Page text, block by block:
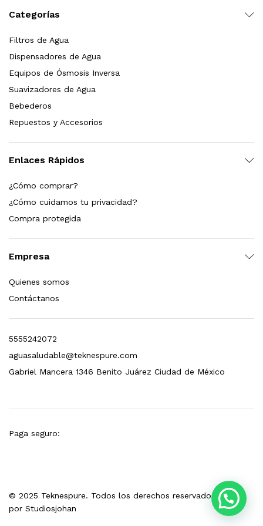
Categorías
Filtros de Agua
Dispensadores de Agua
Equipos de Ósmosis Inversa
Suavizadores de Agua
Bebederos
Repuestos y Accesorios
Enlaces Rápidos
¿Cómo comprar?
¿Cómo cuidamos tu privacidad?
Compra protegida
Empresa
Quienes somos
Contáctanos
5555242072
aguasaludable@teknespure.com
Gabriel Mancera 1346 Benito Juárez Ciudad de México
© 2025 Teknespure. Todos los derechos reservados. Hecho
por Studiosjohan
Paga seguro:
al carrito
SS304 Natural Cepillado | Agua Purificada
699.00
al carrito
Leer más
Leer más
grifo y filtración Welltek WT-PWDF-600A
Leer más
Leer más